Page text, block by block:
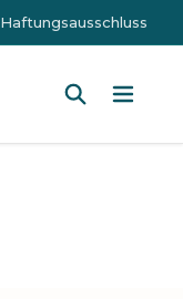
Haftungsausschluss